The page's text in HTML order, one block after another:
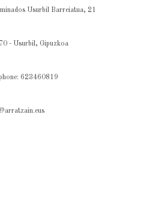
Usurbil Barreiatua, 21
- Usurbil, Gipuzkoa
623460819